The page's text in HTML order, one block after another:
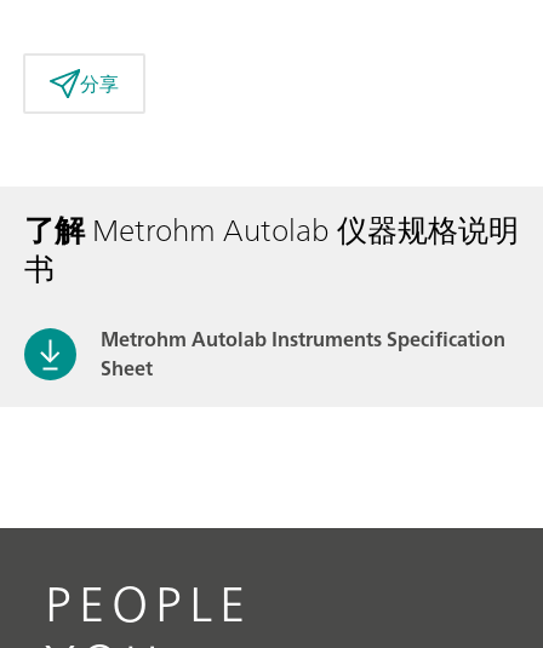
分享
了解Metrohm Autolab 仪器规格说明
书
Metrohm Autolab Instruments Specification
Sheet
PEOPLE